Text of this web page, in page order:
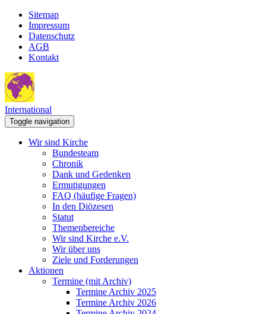
Sitemap
Impressum
Datenschutz
AGB
Kontakt
International
Toggle navigation
Wir sind Kirche
Bundesteam
Chronik
Dank und Gedenken
Ermutigungen
FAQ (häufige Fragen)
In den Diözesen
Statut
Themenbereiche
Wir sind Kirche e.V.
Wir über uns
Ziele und Forderungen
Aktionen
Termine (mit Archiv)
Termine Archiv 2025
Termine Archiv 2026